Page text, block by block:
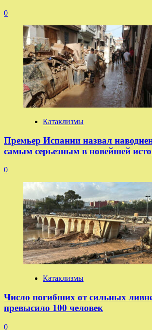
0
Катаклизмы
Премьер Испании назвал
самым серьезным в новейшей
0
Катаклизмы
Число погибших от сильных
превысило 100 человек
0